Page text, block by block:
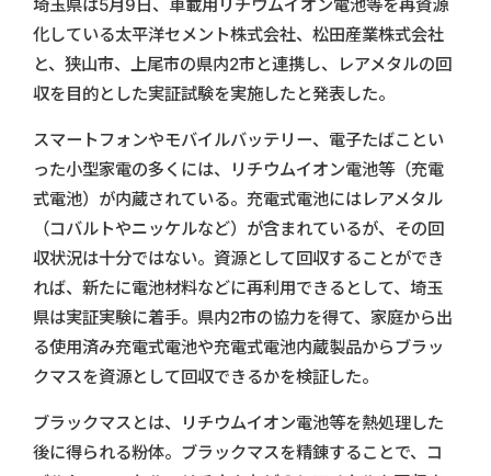
埼玉県は5月9日、車載用リチウムイオン電池等を再資源
化している太平洋セメント株式会社、松田産業株式会社
と、狭山市、上尾市の県内2市と連携し、レアメタルの回
収を目的とした実証試験を実施したと発表した。
スマートフォンやモバイルバッテリー、電子たばことい
った小型家電の多くには、リチウムイオン電池等（充電
式電池）が内蔵されている。充電式電池にはレアメタル
（コバルトやニッケルなど）が含まれているが、その回
収状況は十分ではない。資源として回収することができ
れば、新たに電池材料などに再利用できるとして、埼玉
県は実証実験に着手。県内2市の協力を得て、家庭から出
る使用済み充電式電池や充電式電池内蔵製品からブラッ
クマスを資源として回収できるかを検証した。
ブラックマスとは、リチウムイオン電池等を熱処理した
後に得られる粉体。ブラックマスを精錬することで、コ